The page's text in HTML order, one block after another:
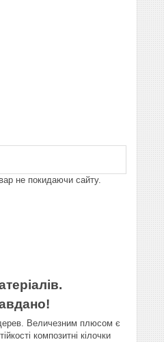
не покидаючи сайту.
дерев. Величезним плюсом є
композитні кілочки